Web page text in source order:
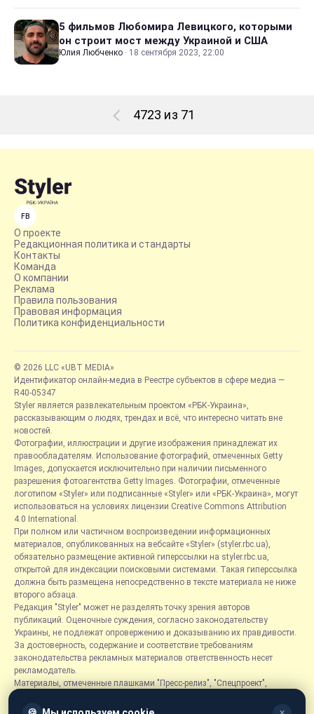
5 фильмов Любомира Левицкого, которыми
он строит мост между Украиной и США
Юлия Любченко · 18 сентября 2023, 22:00
4723 из 71
FB
О проекте
Редакционная политика и стандарты
Контакты
Команда
О компании
Реклама
Правила пользования
Правовая информация
Политика конфиденциальности
© 2026 LLC «UBT MEDIA»
Идентификатор онлайн-медиа в Реестре субъектов в сфере медиа —
R40-05347
Styler является развлекательным проектом «РБК-Украина»,
рассказывающим о людях, трендах и всё, что интересно читать вне
новостей.
Фотографии, иллюстрации и другие изображения принадлежат их
правообладателям. Использование фотографий, отмеченных Getty
Images, допускается исключительно при наличии письменного
разрешения фотоагентства Getty Images. Фотографии, отмеченные
логотипом «Styler» или подписанные «Styler» или «РБК-Украина», могут
использоваться на условиях лицензии Creative Commons Attribution
4.0 International.
При полном или частичном воспроизведении информационных
материалов, опубликованных на вебсайте «Styler» (styler.rbc.ua),
обязательно размещение активной гиперссылки на styler.rbc.ua,
открытой для индексации поисковыми системами. Такая гиперссылка
должна быть размещена непосредственно в тексте материала не ниже
второго абзаца.
Редакция "Styler" может не разделять точку зрения авторов
публикаций. Оценочные суждения, согласно законодательству
Украины, не подлежат опровержению и доказыванию их правдивости.
За достоверность, содержание и соответствие требованиям
законодательства рекламных материалов ответственность несет
рекламодатель.
Материалы, отмеченные плашками "Пресс-релиз", "Спецпроект",
размещаются на правах рекламы.